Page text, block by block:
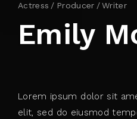
Actress Producer Writer
Emily
Lorem ipsum dolor sit
elit, sed do eiusmod